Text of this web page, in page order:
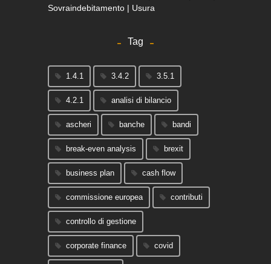
Sovraindebitamento | Usura
Tag
1.4.1 3.4.2 3.5.1
4.2.1 analisi di bilancio
ascheri banche bandi
break-even analysis brexit
business plan cash flow
commissione europea contributi
controllo di gestione
corporate finance covid